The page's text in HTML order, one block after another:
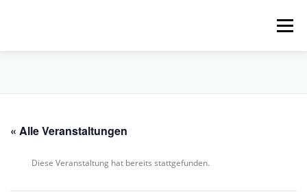
Menü
VERLEIH, TOUREN UND SUP
« Alle Veranstaltungen
Diese Veranstaltung hat bereits stattgefunden.